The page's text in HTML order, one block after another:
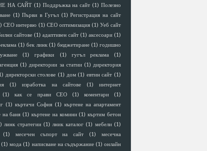
НА САЙТ (1) Поддръжка на сайт (1) Полезно
(1) Първи в Гугъл (1) Регистрация на сайт
СЕО интервю (1) СЕО оптимизация (1) Уеб сайт
сайтове (1) адаптивен сайт (1) аксесоари (1)
(1) бек линк (1) бюджетиране (1) годишно
(1) графики (1) гугъл реклама
(1)
(1) директории за статии (1) директория
директорски столове (1) дом (1) евтин сайт (1)
(1) изработка на сайтове (1)
интернет
(1) как се прави СЕО (1) коментари
(1)
(1) къртачи София (1) къртене на апартамент
на баня (1) къртене на комини (1) къртим бетон
линк стратегии (1) лник каталог (1) мебели (1)
(1) месечен съпорт на сайт (1)
месечна
(1) мода (1) написване на съдържание (1) онлайн